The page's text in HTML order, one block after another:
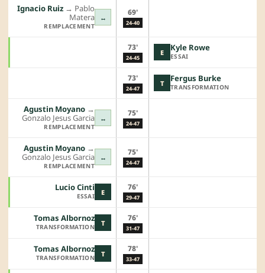
↔
Ignacio Ruiz →︎ Pablo
Matera
REMPLACEMENT
69'
24-40
73'
24-45
E Kyle Rowe
ESSAI
73'
24-47
T Fergus Burke
TRANSFORMATION
↔
Agustin Moyano →︎
Gonzalo Jesus Garcia
REMPLACEMENT
75'
24-47
↔
Agustin Moyano →︎
Gonzalo Jesus Garcia
REMPLACEMENT
75'
24-47
E
Lucio Cinti
ESSAI
76'
29-47
T
Tomas Albornoz
TRANSFORMATION
76'
31-47
T
Tomas Albornoz
TRANSFORMATION
78'
33-47